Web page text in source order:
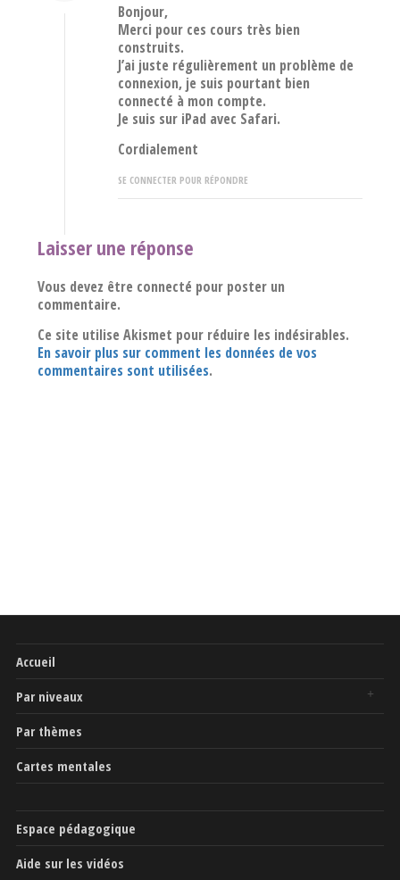
Bonjour,
Merci pour ces cours très bien
construits.
J’ai juste régulièrement un problème de
connexion, je suis pourtant bien
connecté à mon compte.
Je suis sur iPad avec Safari.
Cordialement
SE CONNECTER POUR RÉPONDRE
Laisser une réponse
Vous devez être connecté pour poster un
commentaire.
Ce site utilise Akismet pour réduire les indésirables.
En savoir plus sur comment les données de vos
commentaires sont utilisées.
Accueil
Par niveaux
Par thèmes
Cartes mentales
Espace pédagogique
Aide sur les vidéos